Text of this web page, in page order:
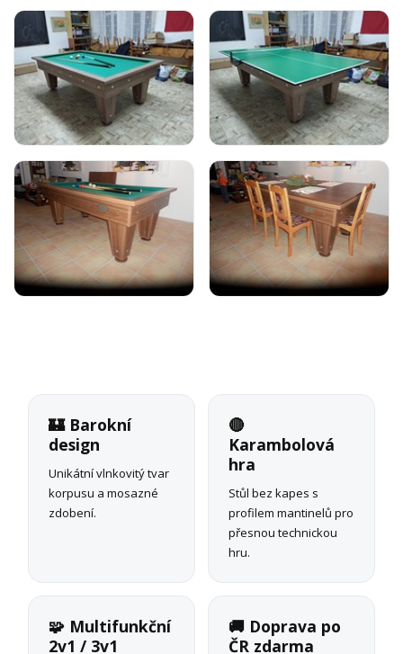
🏰 Barokní
design
Unikátní vlnkovitý tvar
korpusu a mosazné
zdobení.
🔴
Karambolová
hra
Stůl bez kapes s
profilem mantinelů pro
přesnou technickou
hru.
🧩 Multifunkční
2v1 / 3v1
🚚 Doprava po
ČR zdarma